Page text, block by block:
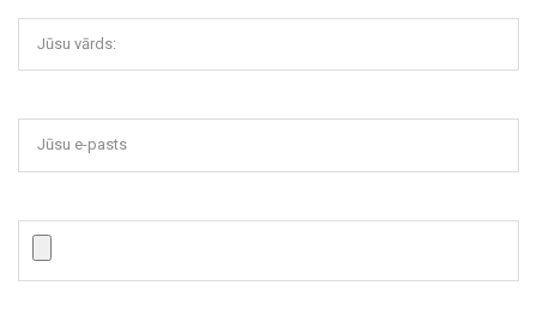
Jūsu vārds:
Jūsu e-pasts